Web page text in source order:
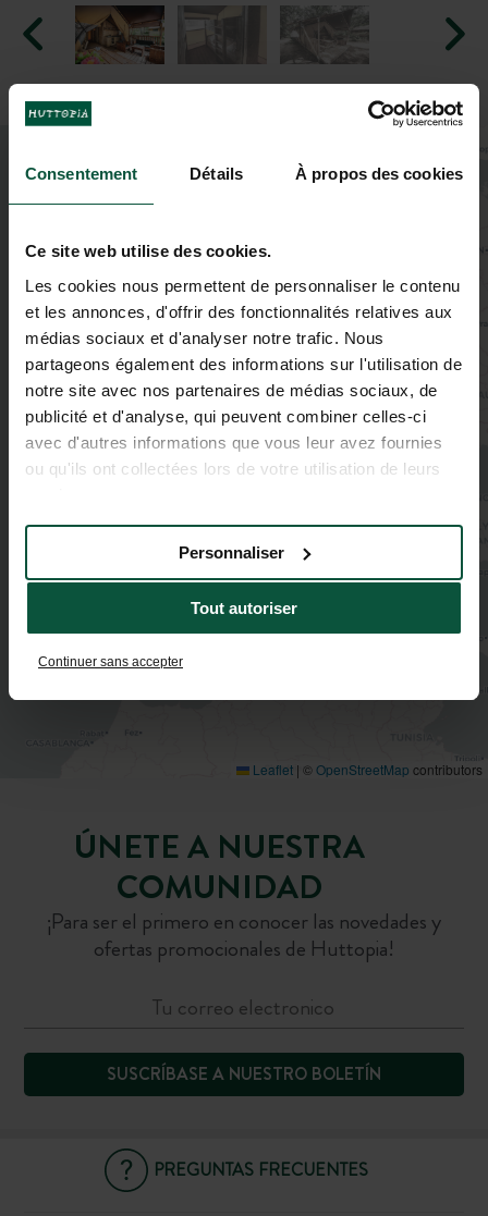
Consentement Détails À propos des cookies
Ce site web utilise des cookies.
Les cookies nous permettent de personnaliser le contenu
et les annonces, d'offrir des fonctionnalités relatives aux
médias sociaux et d'analyser notre trafic. Nous
partageons également des informations sur l'utilisation de
notre site avec nos partenaires de médias sociaux, de
publicité et d'analyse, qui peuvent combiner celles-ci
avec d'autres informations que vous leur avez fournies
ou qu'ils ont collectées lors de votre utilisation de leurs
Tout autoriser
Personnaliser
Continuer sans accepter
−
Leaflet | ©OpenStreetMap contributors
ÚNETE A NUESTRA
COMUNIDAD
¡Para ser el primero en conocer las novedades y
ofertas promocionales de Huttopia!
SUSCRÍBASE A NUESTRO BOLETÍN
PREGUNTAS FRECUENTES